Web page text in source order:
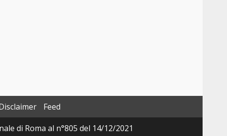
Feed
di Roma al n°805 del 14/12/2021